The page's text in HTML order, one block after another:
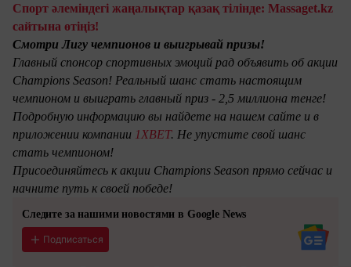
Спорт әлеміндегі жаңалықтар қазақ тілінде: Massaget.kz
сайтына өтіңіз!
Смотри Лигу чемпионов и выигрывай призы!
Главный спонсор спортивных эмоций рад объявить об акции
Champions Season! Реальный шанс стать настоящим
чемпионом и выиграть главный приз - 2,5 миллиона тенге!
Подробную информацию вы найдете на нашем сайте и в
приложении компании 1XBET. Не упустите свой шанс
стать чемпионом!
Присоединяйтесь к акции Champions Season прямо сейчас и
начните путь к своей победе!
Следите за нашими новостями в Google News
Подписаться